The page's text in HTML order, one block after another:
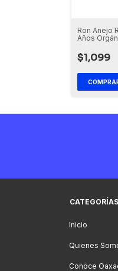
Ron Añejo
Años
$1,099
CATEGORÍAS
Inicio
Quienes
Conoce